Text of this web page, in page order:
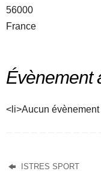
56000
France
Évènement
<li>Aucun
ISTRES SPORT